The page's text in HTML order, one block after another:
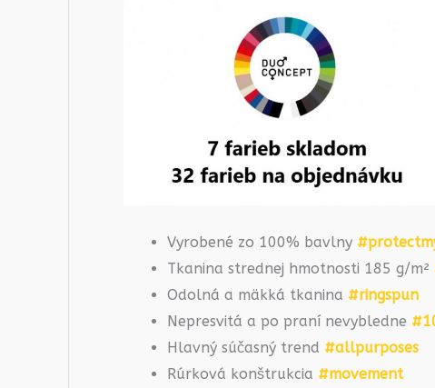
Vyrobené zo 100% bavlny
Tkanina strednej hmotnosti 185 g/m²
Odolná a mäkká tkanina #ringspun
Nepresvitá a po praní nevybledne
Hlavný súčasný trend #allpurposes
Rúrková konštrukcia #movement